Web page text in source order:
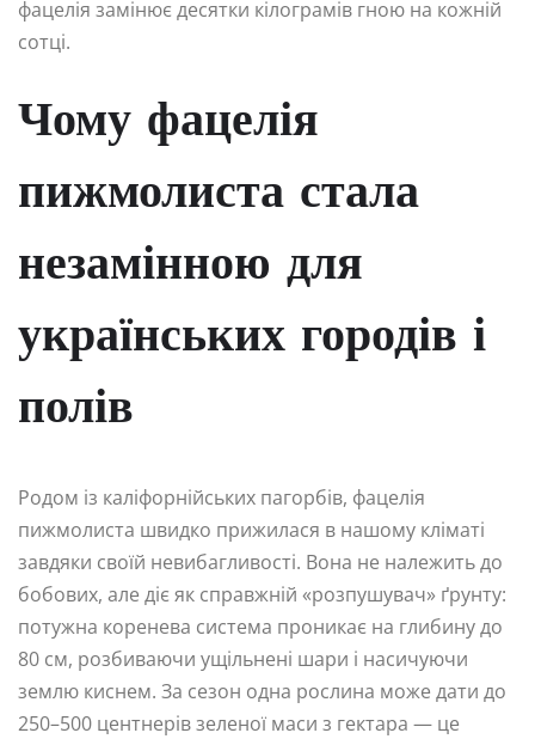
фацелія замінює десятки кілограмів гною на кожній
сотці.
Чому фацелія
пижмолиста стала
незамінною для
українських городів і
полів
Родом із каліфорнійських пагорбів, фацелія
пижмолиста швидко прижилася в нашому кліматі
завдяки своїй невибагливості. Вона не належить до
бобових, але діє як справжній «розпушувач» ґрунту:
потужна коренева система проникає на глибину до
80 см, розбиваючи ущільнені шари і насичуючи
землю киснем. За сезон одна рослина може дати до
250–500 центнерів зеленої маси з гектара — це